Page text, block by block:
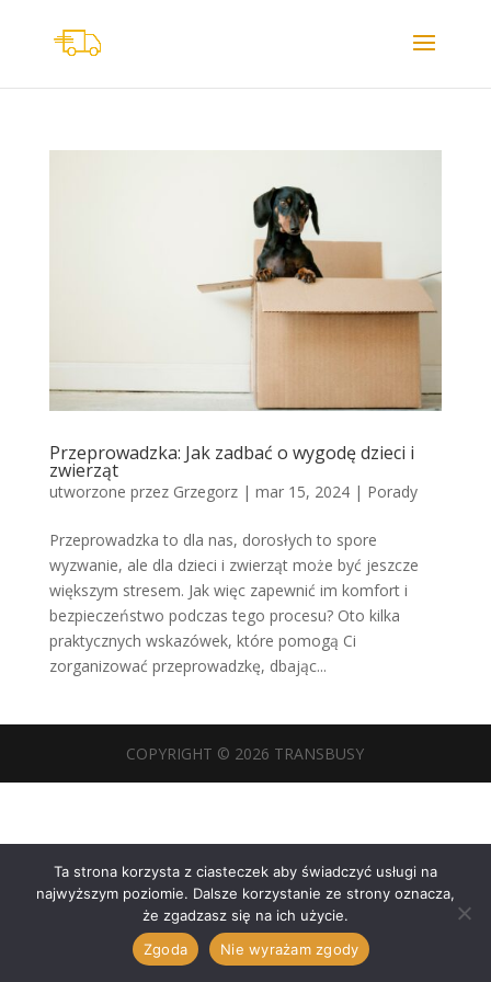
Przeprowadzka: Jak zadbać o wygodę dzieci i
zwierząt
utworzone przez Grzegorz| mar 15, 2024| Porady
Przeprowadzka to dla nas, dorosłych to spore
wyzwanie, ale dla dzieci i zwierząt może być jeszcze
większym stresem. Jak więc zapewnić im komfort i
bezpieczeństwo podczas tego procesu? Oto kilka
praktycznych wskazówek, które pomogą Ci
zorganizować przeprowadzkę, dbając...
COPYRIGHT © 2026 TRANSBUSY
Ta strona korzysta z ciasteczek aby świadczyć usługi na
najwyższym poziomie. Dalsze korzystanie ze strony oznacza,
że zgadzasz się na ich użycie.
Zgoda
Nie wyrażam zgody